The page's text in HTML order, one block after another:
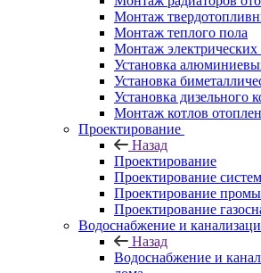
Монтаж
Монтаж теплого пола
Монтаж электрических
Установка
Установка
Установка дизельного
Монтаж котлов
Проектирование
Назад
Проектирование
Проектирование
Проектирование
Проектирование
Водоснабжение и
Назад
Водоснабжение и